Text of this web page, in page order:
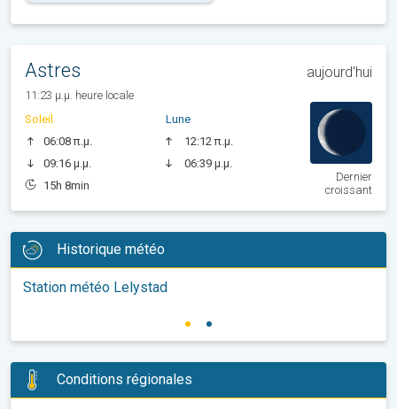
Astres aujourd'hui
11:23 μ.μ. heure locale
Soleil
06:08 π.μ.
09:16 μ.μ.
15h 8min
Lune
12:12 π.μ.
06:39 μ.μ.
Dernier
croissant
Historique météo
Station météo Lelystad
Conditions régionales